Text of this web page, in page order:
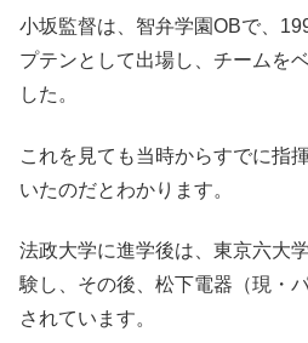
小坂監督は、智弁学園OBで、
プテンとして出場し、チームを
した。
これを見ても当時からすでに指
いたのだとわかります。
法政大学に進学後は、東京六大
験し、その後、松下電器（現・
されています。